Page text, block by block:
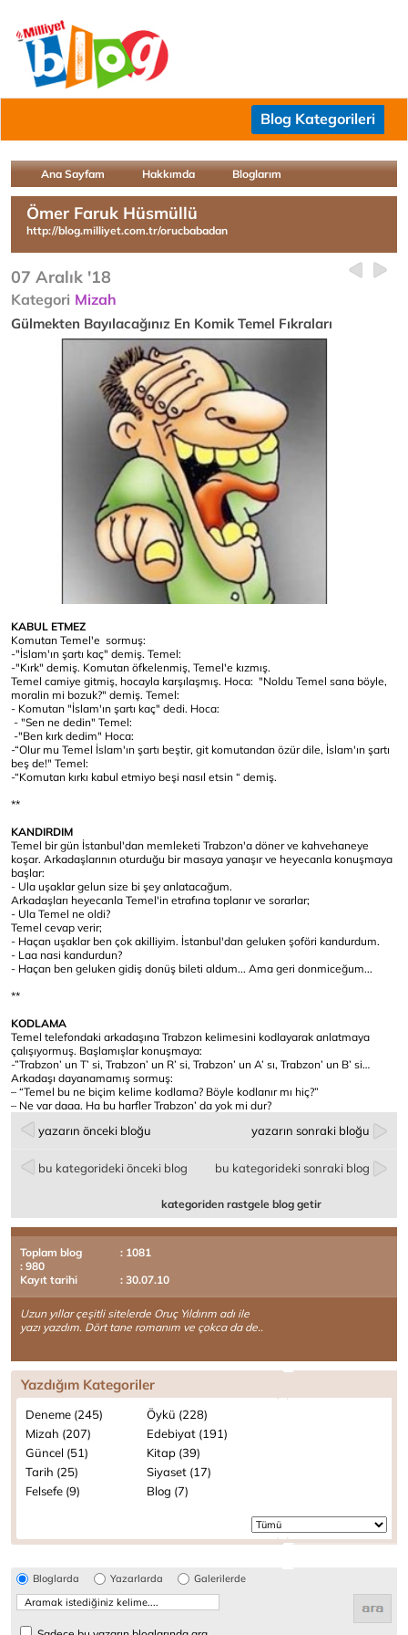
Blog Kategorileri
Ana Sayfam Hakkımda Bloglarım
Ömer Faruk Hüsmüllü
http://blog.milliyet.com.tr/orucbabadan
07 Aralık '18
Kategori Mizah
Gülmekten Bayılacağınız En Komik Temel Fıkraları
KABUL ETMEZ
Komutan Temel'e sormuş:
-"İslam'ın şartı kaç" demiş. Temel:
-"Kırk" demiş. Komutan öfkelenmiş, Temel'e kızmış.
Temel camiye gitmiş, hocayla karşılaşmış. Hoca: "Noldu Temel sana böyle,
moralin mi bozuk?" demiş. Temel:
- Komutan "İslam'ın şartı kaç" dedi. Hoca:
- "Sen ne dedin" Temel:
-"Ben kırk dedim" Hoca:
-“Olur mu Temel İslam'ın şartı beştir, git komutandan özür dile, İslam'ın şartı
beş de!" Temel:
-“Komutan kırkı kabul etmiyo beşi nasıl etsin “ demiş.
**
KANDIRDIM
Temel bir gün İstanbul'dan memleketi Trabzon'a döner ve kahvehaneye
koşar. Arkadaşlarının oturduğu bir masaya yanaşır ve heyecanla konuşmaya
başlar:
- Ula uşaklar gelun size bi şey anlatacağum.
Arkadaşları heyecanla Temel'in etrafına toplanır ve sorarlar;
- Ula Temel ne oldi?
Temel cevap verir;
- Haçan uşaklar ben çok akilliyim. İstanbul'dan geluken şoföri kandurdum.
- Laa nasi kandurdun?
- Haçan ben geluken gidiş donüş bileti aldum... Ama geri donmiceğum...
**
KODLAMA
Temel telefondaki arkadaşına Trabzon kelimesini kodlayarak anlatmaya
çalışıyormuş. Başlamışlar konuşmaya:
-”Trabzon’ un T’ si, Trabzon’ un R’ si, Trabzon’ un A’ sı, Trabzon’ un B’ si…
Arkadaşı dayanamamış sormuş:
– “Temel bu ne biçim kelime kodlama? Böyle kodlanır mı hiç?”
– Ne var daaa. Ha bu harfler Trabzon’ da yok mi dur?
yazarın önceki bloğu yazarın sonraki bloğu
bu kategorideki önceki blog bu kategorideki sonraki blog
kategoriden rastgele blog getir
Toplam blog
: 1081
: 980
Kayıt tarihi
: 30.07.10
Uzun yıllar çeşitli sitelerde Oruç Yıldırım adı ile
yazı yazdım. Dört tane romanım ve çokca da de..
Yazdığım Kategoriler
Deneme (245)
Öykü (228)
Mizah (207)
Edebiyat (191)
Güncel (51)
Kitap (39)
Tarih (25)
Siyaset (17)
Felsefe (9)
Blog (7)
Bloglarda Yazarlarda Galerilerde